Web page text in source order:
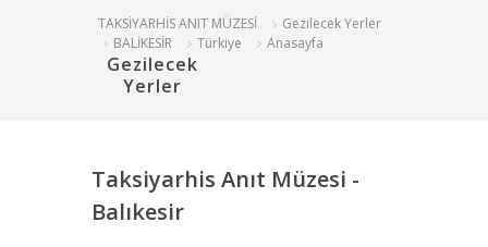
TAKSİYARHİS ANIT MÜZESİ
Gezilecek Yerler
BALİKESİR
Türkiye Anasayfa
Gezilecek
Yerler
Taksiyarhis Anıt Müzesi -
Balıkesir